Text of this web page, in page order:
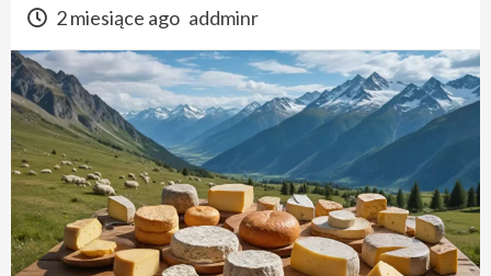
2 miesiące ago addminr